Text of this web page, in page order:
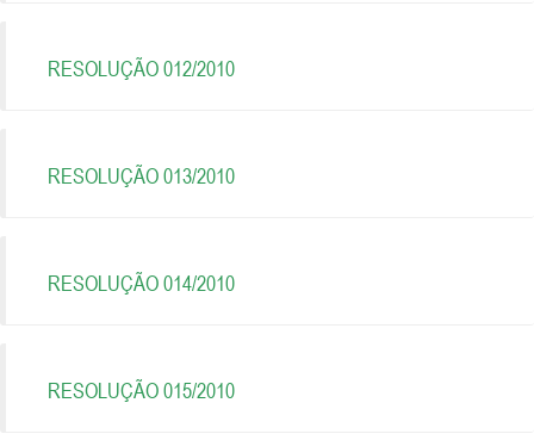
RESOLUÇÃO 012/2010
RESOLUÇÃO 013/2010
RESOLUÇÃO 014/2010
RESOLUÇÃO 015/2010